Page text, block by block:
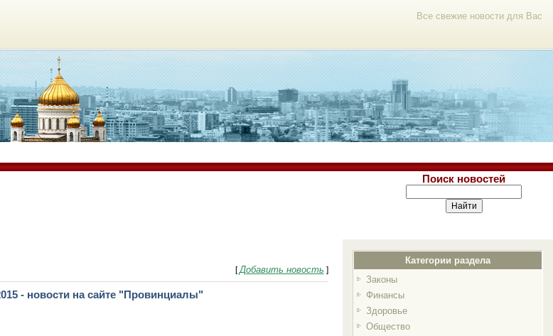
Все свежие новости для Вас
Поиск новостей
Категории раздела
Законы
Финансы
Здоровье
Общество
[Добавить новость ]
- новости на сайте "Провинциалы"